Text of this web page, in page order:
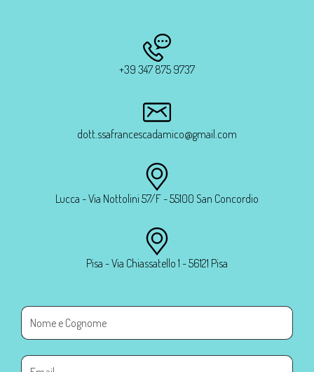
+39 347 875 9737
dott.ssafrancescadamico@gmail.com
Lucca - Via Nottolini 57/F - 55100 San Concordio
Pisa - Via Chiassatello 1 - 56121 Pisa